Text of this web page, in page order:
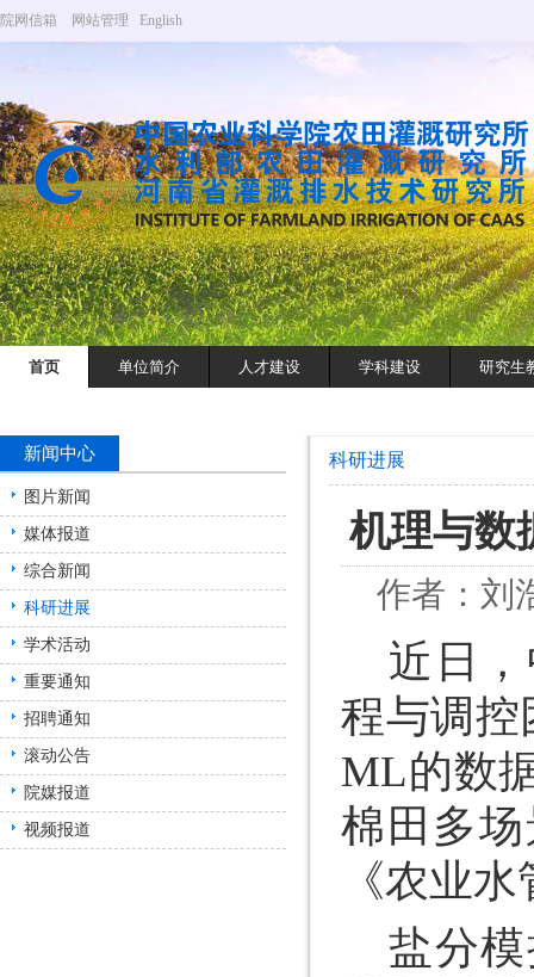
院网信箱 网站管理 English
首页 单位简介 人才建设 学科建设 研究生
新闻中心
图片新闻
媒体报道
综合新闻
科研进展
学术活动
重要通知
招聘通知
滚动公告
院媒报道
视频报道
科研进展
机理与数
作者：刘
近日
程与调控
ML的数
棉田多
《农业
盐分